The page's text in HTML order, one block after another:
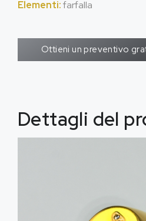
Elementi:farfalla
Ottieni un preventivo
Dettagli del